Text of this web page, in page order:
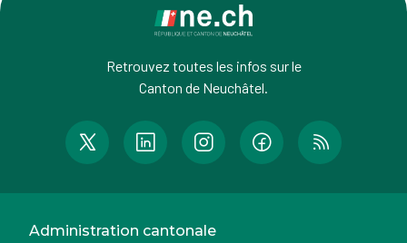
Retrouvez toutes les infos sur le
Canton de Neuchâtel.
Administration cantonale